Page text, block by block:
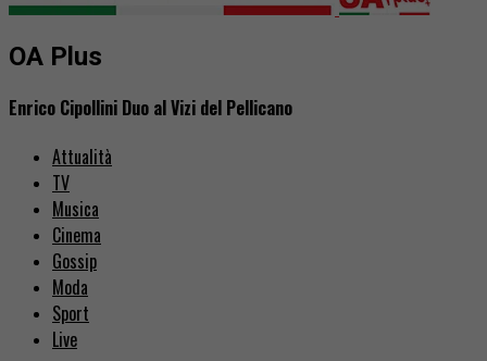
OA Plus
Enrico Cipollini Duo al Vizi del Pellicano
Attualità
TV
Musica
Cinema
Gossip
Moda
Sport
Live